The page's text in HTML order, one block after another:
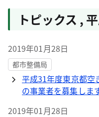
トピックス ,
2019年01月28日
都市整備局
平成31年度東京都空
の事業者を募集しま
2019年01月28日